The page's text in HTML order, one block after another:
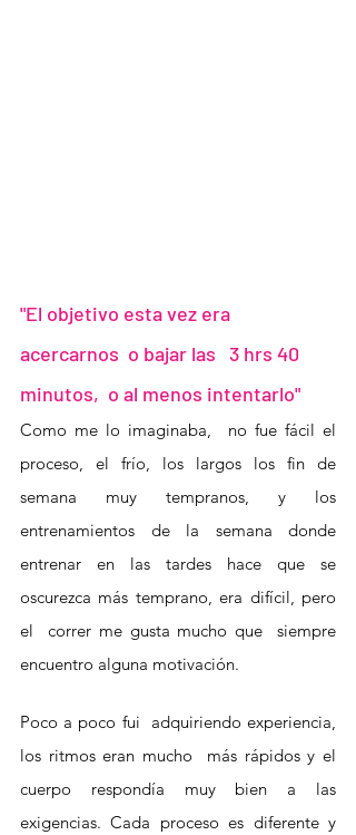
"El objetivo esta vez era
acercarnos  o bajar las   3 hrs 40
minutos,  o al menos intentarlo"
Como me lo imaginaba,  no fue fácil el
proceso, el frío, los largos los fin de
semana muy tempranos, y los
entrenamientos de la semana donde
entrenar en las tardes hace que se
oscurezca más temprano, era difícil, pero
el  correr me gusta mucho que  siempre
encuentro alguna motivación.
Poco a poco fui  adquiriendo experiencia,
los ritmos eran mucho  más rápidos y el
cuerpo respondía muy bien a las
exigencias. Cada proceso es diferente y